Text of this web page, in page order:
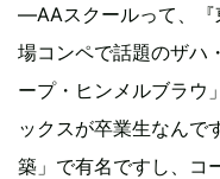
―AAスクールって、『
場コンペで話題のザハ
ープ・ヒンメルブラウ
ックスが卒業生なんで
築」で有名ですし、コ